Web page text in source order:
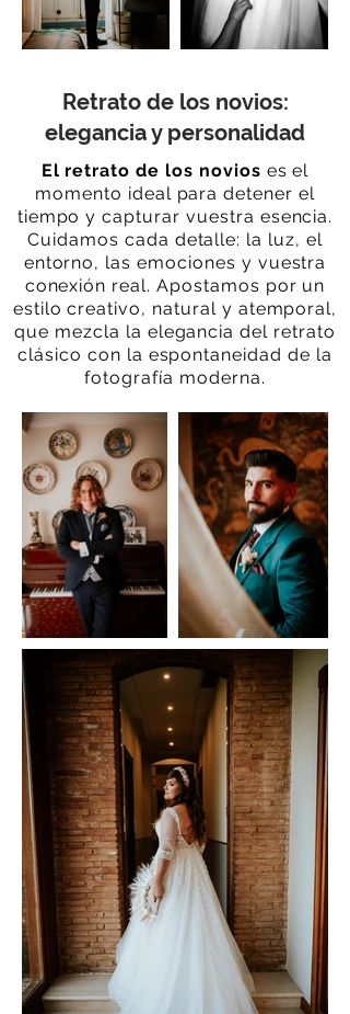
Retrato de los novios:
elegancia y personalidad
El retrato de los novios es el
momento ideal para detener el
tiempo y capturar vuestra esencia.
Cuidamos cada detalle: la luz, el
entorno, las emociones y vuestra
conexión real. Apostamos por un
estilo creativo, natural y atemporal,
que mezcla la elegancia del retrato
clásico con la espontaneidad de la
fotografía moderna.